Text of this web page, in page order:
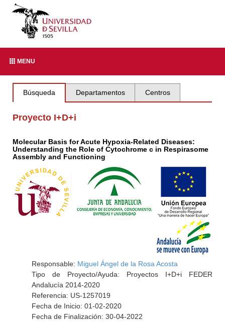
MENU
Búsqueda Departamentos Centros
Proyecto I+D+i
Molecular Basis for Acute Hypoxia-Related Diseases:
Understanding the Role of Cytochrome c in Respirasome
Assembly and Functioning
Responsable: Miguel Ángel de la Rosa Acosta
Tipo de Proyecto/Ayuda: Proyectos I+D+i FEDER
Andalucía 2014-2020
Referencia: US-1257019
Fecha de Inicio: 01-02-2020
Fecha de Finalización: 30-04-2022